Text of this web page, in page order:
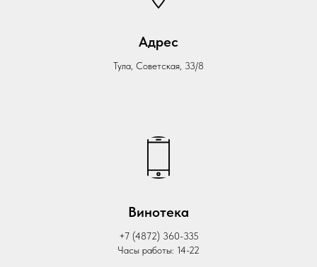
Адрес
Тула, Советская, 33/8
Винотека
+7 (4872) 360-335
Часы работы: 14-22